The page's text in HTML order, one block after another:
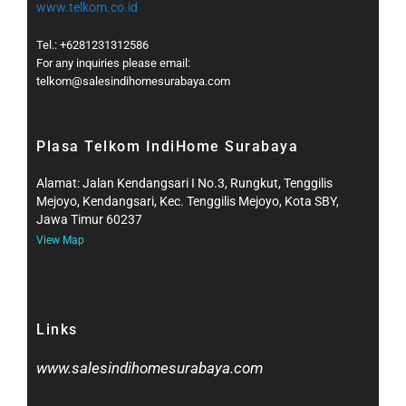
www.telkom.co.id
Tel.: +6281231312586
For any inquiries please email:
telkom@salesindihomesurabaya.com​
Plasa Telkom IndiHome Surabaya
Alamat: Jalan Kendangsari I No.3, Rungkut, Tenggilis
Mejoyo, Kendangsari, Kec. Tenggilis Mejoyo, Kota SBY,
Jawa Timur 60237
View Map
Links
www.salesindihomesurabaya.com​